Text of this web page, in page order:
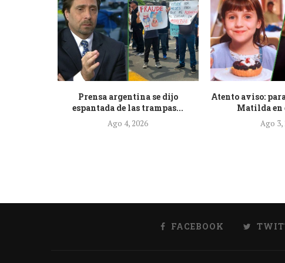
Prensa argentina se dijo
espantada de las trampas...
Ago 4, 2026
Atento aviso:
Matilda en
Ago 3,
FACEBOOK